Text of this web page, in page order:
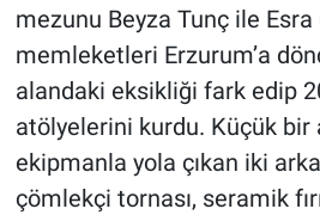
mezunu Beyza Tunç ile Esra
memleketleri Erzurum’a
alandaki eksikliği fark edip
atölyelerini kurdu. Küçük bir
ekipmanla yola çıkan iki
çömlekçi tornası, seramik